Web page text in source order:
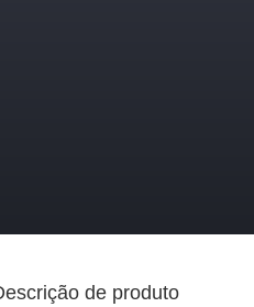
de produto